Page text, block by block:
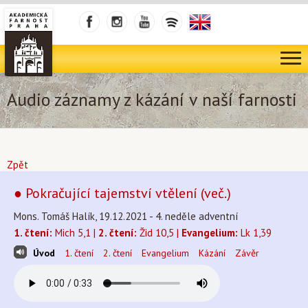
Audio záznamy z kázání v naší farnosti
Zpět
● Pokračující tajemství vtělení (več.)
Mons. Tomáš Halík, 19.12.2021 - 4. neděle adventní
1. čtení: Mich 5,1 | 2. čtení: Žid 10,5 | Evangelium: Lk 1,39
Úvod 1. čtení 2. čtení Evangelium Kázání Závěr